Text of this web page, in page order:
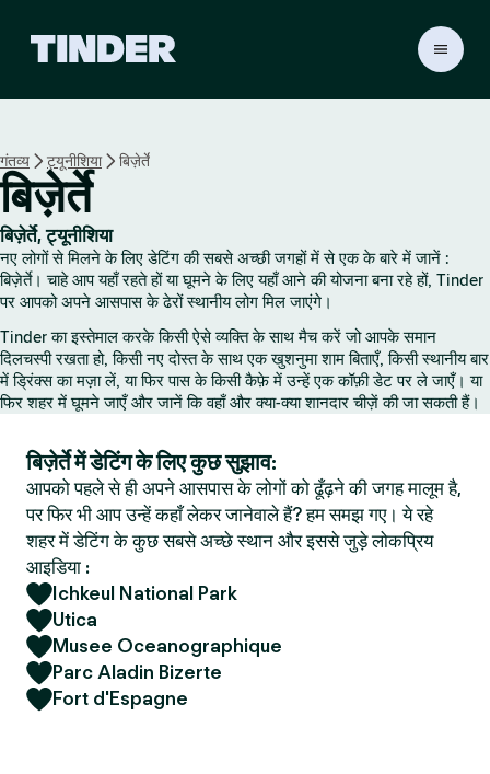
गंतव्य ट्यूनीशिया बिज़ेर्ते
बिज़ेर्ते
बिज़ेर्ते, ट्यूनीशिया
नए लोगों से मिलने के लिए डेटिंग की सबसे अच्छी जगहों में से एक के बारे में जानें :
बिज़ेर्ते। चाहे आप यहाँ रहते हों या घूमने के लिए यहाँ आने की योजना बना रहे हों, Tinder
पर आपको अपने आसपास के ढेरों स्थानीय लोग मिल जाएंगे।
Tinder का इस्तेमाल करके किसी ऐसे व्यक्ति के साथ मैच करें जो आपके समान
दिलचस्पी रखता हो, किसी नए दोस्त के साथ एक खुशनुमा शाम बिताएँ, किसी स्थानीय बार
में ड्रिंक्स का मज़ा लें, या फिर पास के किसी कैफ़े में उन्हें एक कॉफ़ी डेट पर ले जाएँ। या
फिर शहर में घूमने जाएँ और जानें कि वहाँ और क्या-क्या शानदार चीज़ें की जा सकती हैं।
बिज़ेर्ते में डेटिंग के लिए कुछ सुझाव:
आपको पहले से ही अपने आसपास के लोगों को ढूँढ़ने की जगह मालूम है,
पर फिर भी आप उन्हें कहाँ लेकर जानेवाले हैं? हम समझ गए। ये रहे
शहर में डेटिंग के कुछ सबसे अच्छे स्थान और इससे जुड़े लोकप्रिय
आइडिया :
Ichkeul National Park
Utica
Musee Oceanographique
Parc Aladin Bizerte
Fort d'Espagne